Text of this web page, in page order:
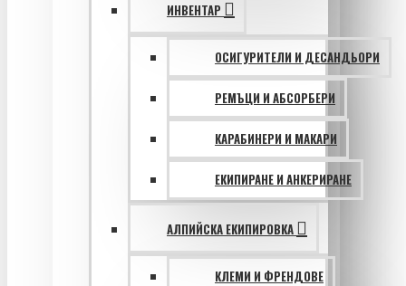
ИНВЕНТАР
ОСИГУРИТЕЛИ И ДЕСАНДЬОРИ
РЕМЪЦИ И АБСОРБЕРИ
КАРАБИНЕРИ И МАКАРИ
ЕКИПИРАНЕ И АНКЕРИРАНЕ
АЛПИЙСКА ЕКИПИРОВКА
КЛЕМИ И ФРЕНДОВЕ